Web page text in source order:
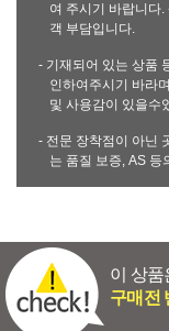
여 주시기 바랍니다
객 부담입니다.
- 기재되어 있는 상품
인하여주시기 바라
및 사용감이 있을수
- 전문 장착점이 아닌
는 품질 보증, AS 등
이 상품
구매전